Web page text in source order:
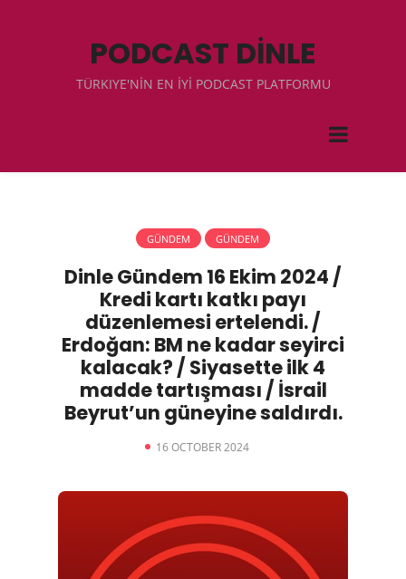
PODCAST DİNLE
TÜRKIYE'NİN EN İYİ PODCAST PLATFORMU
GÜNDEM GÜNDEM
Dinle Gündem 16 Ekim 2024 /
Kredi kartı katkı payı
düzenlemesi ertelendi. /
Erdoğan: BM ne kadar seyirci
kalacak? / Siyasette ilk 4
madde tartışması / İsrail
Beyrut’un güneyine saldırdı.
16 OCTOBER 2024